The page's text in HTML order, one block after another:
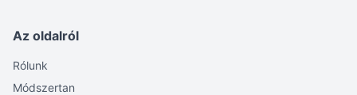
Az oldalról
Rólunk
Módszertan